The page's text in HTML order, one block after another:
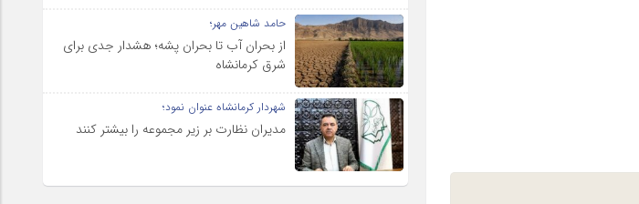
حامد شاهین مهر؛
از بحران آب تا بحران پشه؛ هشدار جدی برای
شرق کرمانشاه
شهردار کرمانشاه عنوان نمود؛
مدیران نظارت بر زیر مجموعه را بیشتر کنند